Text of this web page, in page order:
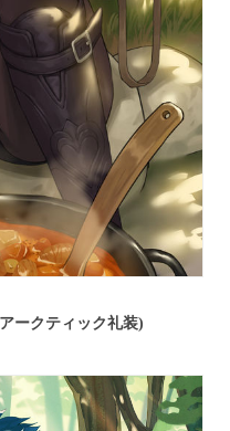
ークティック礼装)